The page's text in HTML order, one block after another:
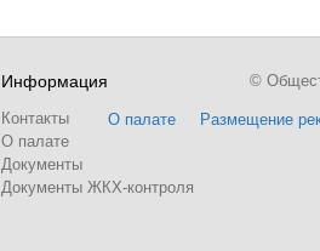
Информация
Контакты
О палате
Документы
Документы ЖКХ-контроля
О палате Размещение
©